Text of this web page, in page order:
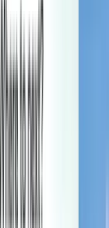
Fiyat Alarmları
destek alın.